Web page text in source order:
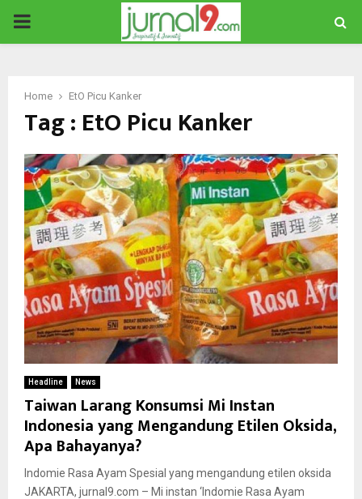
PRIMARY
Home EtO Picu Kanker
Tag : EtO Picu Kanker
Headline News
Taiwan Larang Konsumsi Mi Instan
Indonesia yang Mengandung Etilen Oksida,
Apa Bahayanya?
Indomie Rasa Ayam Spesial yang mengandung etilen oksida
JAKARTA, jurnal9.com – Mi instan ‘Indomie Rasa Ayam